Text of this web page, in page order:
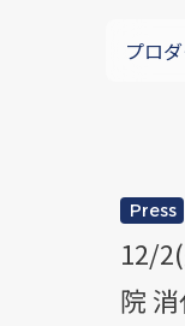
プロ
Press
12/
院